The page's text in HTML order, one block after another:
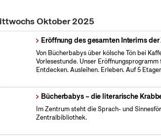
Oktober 2025
Eröffnung des gesamten Interims
Von Bücherbabys über kölsche Tön bei
Vorlesestunde. Unser
Entdecken. Ausleihen. Erleben. Auf 5
Bücherbabys – die literarische
Im Zentrum steht die Sprach- und
Zentralbibliothek.